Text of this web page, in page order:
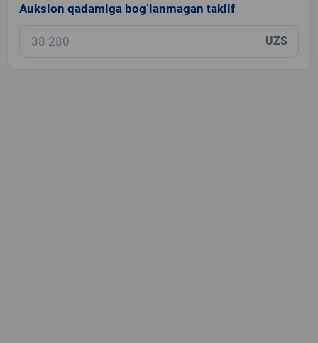
Auksion qadamiga bog‘lanmagan taklif
UZS